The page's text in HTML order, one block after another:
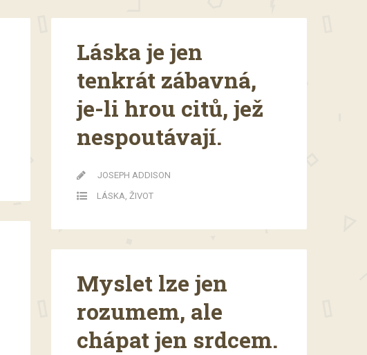
Láska je jen
tenkrát zábavná,
je-li hrou citů, jež
nespoutávají.
JOSEPH ADDISON
LÁSKA ŽIVOT
Myslet lze jen
rozumem, ale
chápat jen srdcem.